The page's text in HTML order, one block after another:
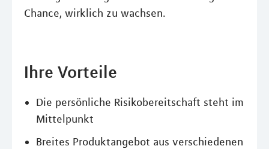
Chance, wirklich zu wachsen.
Ihre Vorteile
Die persönliche Risikobereitschaft steht im
Mittelpunkt
Breites Produktangebot aus verschiedenen